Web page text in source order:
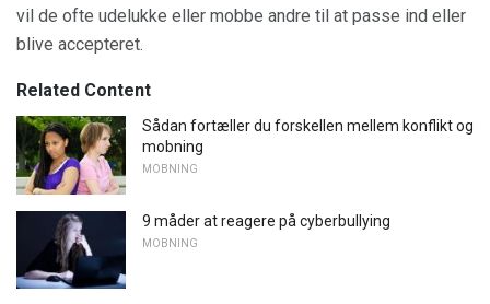
vil de ofte udelukke eller mobbe andre til at passe ind eller
blive accepteret.
Related Content
Sådan fortæller du forskellen mellem konflikt og
mobning
MOBNING
9 måder at reagere på cyberbullying
MOBNING